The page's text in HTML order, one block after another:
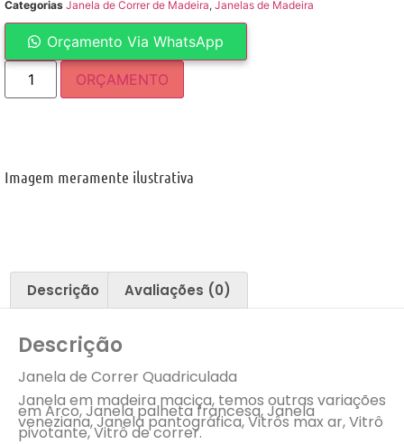
Categorias Janela de Correr de Madeira, Janelas de Madeira
Orçamento Via WhatsApp
ORÇAMENTO
Imagem meramente ilustrativa
Descrição Avaliações (0)
Descrição
Janela de Correr Quadriculada
Janela em madeira maciça, temos outras variações
em Arco, Janela palheta francesa, Janela
veneziana, Janela pantográfica, Vitrôs max ar, Vitrô
pivotante, Vitrô de correr.